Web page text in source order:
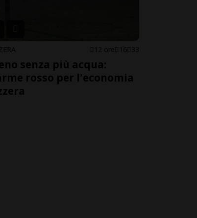
12 ore 16 33
senza più acqua:
rosso per l'economia